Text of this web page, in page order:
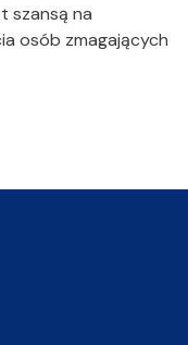
szansą na
osób zmagających